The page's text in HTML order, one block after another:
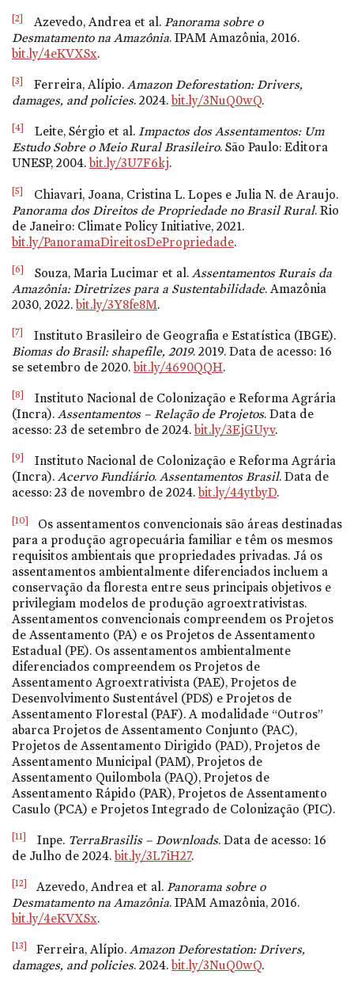
[2] Azevedo, Andrea et al. Panorama sobre o
Desmatamento na Amazônia. IPAM Amazônia, 2016.
bit.ly/4eKVXSx.
[3] Ferreira, Alípio. Amazon Deforestation: Drivers,
damages, and policies. 2024. bit.ly/3NuQ0wQ.
[4] Leite, Sérgio et al. Impactos dos Assentamentos: Um
Estudo Sobre o Meio Rural Brasileiro. São Paulo: Editora
UNESP, 2004. bit.ly/3U7F6kj.
[5]
Chiavari, Joana, Cristina L. Lopes e Julia N. de Araujo.
Panorama dos Direitos de Propriedade no Brasil Rural. Rio
de Janeiro: Climate Policy Initiative, 2021.
bit.ly/PanoramaDireitosDePropriedade.
[6] Souza, Maria Lucimar et al. Assentamentos Rurais da
Amazônia: Diretrizes para a Sustentabilidade. Amazônia
2030, 2022. bit.ly/3Y8fe8M.
[7]
Instituto Brasileiro de Geografia e Estatística (IBGE).
Biomas do Brasil: shapefile, 2019. 2019. Data de acesso: 16
se setembro de 2020. bit.ly/4690QQH.
[8]
Instituto Nacional de Colonização e Reforma Agrária
(Incra). Assentamentos – Relação de Projetos. Data de
acesso: 23 de setembro de 2024. bit.ly/3EjGUyv.
[9]
Instituto Nacional de Colonização e Reforma Agrária
(Incra). Acervo Fundiário. Assentamentos Brasil. Data de
acesso: 23 de novembro de 2024. bit.ly/44ytbyD.
[10]
Os assentamentos convencionais são áreas destinadas
para a produção agropecuária familiar e têm os mesmos
requisitos ambientais que propriedades privadas. Já os
assentamentos ambientalmente diferenciados incluem a
conservação da floresta entre seus principais objetivos e
privilegiam modelos de produção agroextrativistas.
Assentamentos convencionais compreendem os Projetos
de Assentamento (PA) e os Projetos de Assentamento
Estadual (PE). Os assentamentos ambientalmente
diferenciados compreendem os Projetos de
Assentamento Agroextrativista (PAE), Projetos de
Desenvolvimento Sustentável (PDS) e Projetos de
Assentamento Florestal (PAF). A modalidade “Outros”
abarca Projetos de Assentamento Conjunto (PAC),
Projetos de Assentamento Dirigido (PAD), Projetos de
Assentamento Municipal (PAM), Projetos de
Assentamento Quilombola (PAQ), Projetos de
Assentamento Rápido (PAR), Projetos de Assentamento
Casulo (PCA) e Projetos Integrado de Colonização (PIC).
[11] Inpe. TerraBrasilis – Downloads. Data de acesso: 16
de Julho de 2024. bit.ly/3L7iH27.
[12] Azevedo, Andrea et al. Panorama sobre o
Desmatamento na Amazônia. IPAM Amazônia, 2016.
bit.ly/4eKVXSx.
[13] Ferreira, Alípio. Amazon Deforestation: Drivers,
damages, and policies. 2024. bit.ly/3NuQ0wQ.